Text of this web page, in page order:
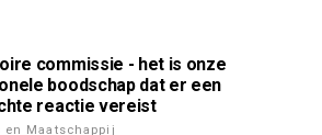
commissie - het is onze
boodschap dat er een
reactie vereist
en Maatschappij